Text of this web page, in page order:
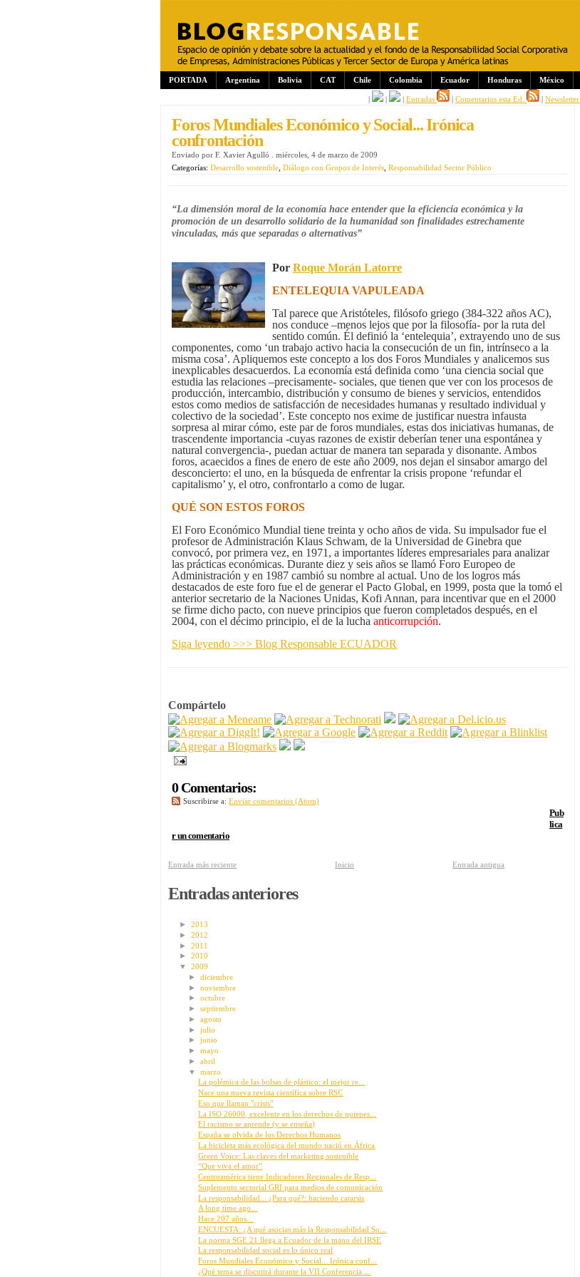
PORTADA Argentina Bolivia CAT Chile Colombia Ecuador Honduras México
| | | Entradas | Comentarios esta Ed. | Newsletter
Foros Mundiales Económico y Social... Irónica
confrontación
Enviado por F. Xavier Agulló
miércoles, 4 de marzo de 2009
Categorías: Desarrollo sostenible Diálogo con Grupos de Interés Responsabilidad Sector Público
“La dimensión moral de la economía hace entender que la eficiencia económica y la
promoción de un desarrollo solidario de la humanidad son finalidades estrechamente
vinculadas, más que separadas o alternativas”
Por Roque Morán Latorre
ENTELEQUIA VAPULEADA
Tal parece que Aristóteles, filósofo griego (384-322 años AC),
nos conduce –menos lejos que por la filosofía- por la ruta del
sentido común. Él definió la ‘entelequia’, extrayendo uno de sus
componentes, como ‘un trabajo activo hacia la consecución de un fin, intrínseco a la
misma cosa’. Apliquemos este concepto a los dos Foros Mundiales y analicemos sus
inexplicables desacuerdos. La economía está definida como ‘una ciencia social que
estudia las relaciones –precisamente- sociales, que tienen que ver con los procesos de
producción, intercambio, distribución y consumo de bienes y servicios, entendidos
estos como medios de satisfacción de necesidades humanas y resultado individual y
colectivo de la sociedad’. Este concepto nos exime de justificar nuestra infausta
sorpresa al mirar cómo, este par de foros mundiales, estas dos iniciativas humanas, de
trascendente importancia -cuyas razones de existir deberían tener una espontánea y
natural convergencia-, puedan actuar de manera tan separada y disonante. Ambos
foros, acaecidos a fines de enero de este año 2009, nos dejan el sinsabor amargo del
desconcierto: el uno, en la búsqueda de enfrentar la crisis propone ‘refundar el
capitalismo’ y, el otro, confrontarlo a como de lugar.
QUÉ SON ESTOS FOROS
El Foro Económico Mundial tiene treinta y ocho años de vida. Su impulsador fue el
profesor de Administración Klaus Schwam, de la Universidad de Ginebra que
convocó, por primera vez, en 1971, a importantes líderes empresariales para analizar
las prácticas económicas. Durante diez y seis años se llamó Foro Europeo de
Administración y en 1987 cambió su nombre al actual. Uno de los logros más
destacados de este foro fue el de generar el Pacto Global, en 1999, posta que la tomó el
anterior secretario de la Naciones Unidas, Kofi Annan, para incentivar que en el 2000
se firme dicho pacto, con nueve principios que fueron completados después, en el
2004, con el décimo principio, el de la lucha anticorrupción.
Siga leyendo >>> Blog Responsable ECUADOR
Compártelo
0 Comentarios:
Suscribirse a: Enviar comentarios (Atom)
Pub
lica
r un comentario
Entrada más reciente Entrada antigua
Inicio
Entradas anteriores
► 2013
► 2012
► 2011
► 2010
▼ 2009
►diciembre
►noviembre
►octubre
►septiembre
►agosto
►julio
►junio
►mayo
►abril
▼marzo
La polémica de las bolsas de plástico: el mejor re...
Nace una nueva revista científica sobre RSC
Eso que llaman "crisis"
La ISO 26000, excelente en los derechos de quienes...
El racismo se aprende (y se enseña)
España se olvida de los Derechos Humanos
La bicicleta más ecológica del mundo nació en África
Green Voice: Las claves del marketing sostenible
“Que viva el amor”
Centroamérica tiene Indicadores Regionales de Resp...
Suplemento sectorial GRI para medios de comunicación
La responsabilidad... ¿Para qué?: haciendo catarsis
A long time ago...
Hace 207 años...
ENCUESTA: ¿A qué asocias más la Responsabilidad So...
La norma SGE 21 llega a Ecuador de la mano del IRSE
La responsabilidad social es lo único real
Foros Mundiales Económico y Social... Irónica conf...
¿Qué tema se discutirá durante la VII Conferencia ...